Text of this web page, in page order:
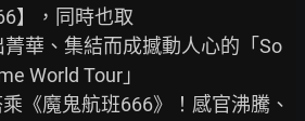
】，同時也取
華、集結而成撼動人心的「So
World Tour」
《魔鬼航班666》！感官沸騰、